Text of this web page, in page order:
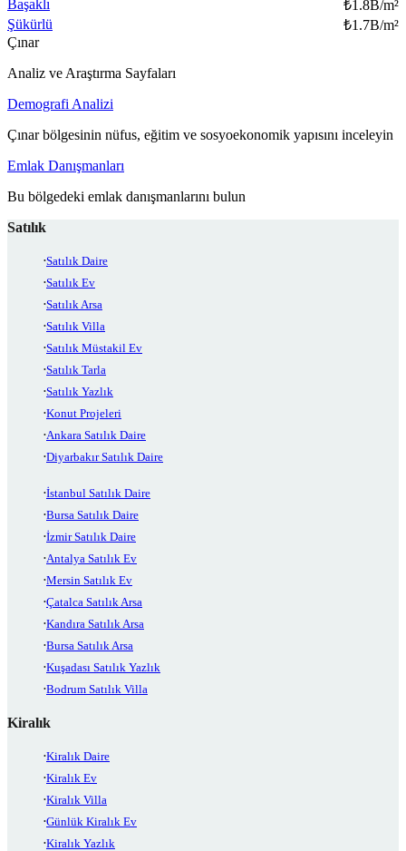
Başaklı
₺1.8B/m²
Şükürlü
₺1.7B/m²
Çınar
Analiz ve Araştırma Sayfaları
Demografi Analizi
Çınar bölgesinin nüfus, eğitim ve sosyoekonomik yapısını inceleyin
Emlak Danışmanları
Bu bölgedeki emlak danışmanlarını bulun
Satılık
Satılık Daire
Satılık Ev
Satılık Arsa
Satılık Villa
Satılık Müstakil Ev
Satılık Tarla
Satılık Yazlık
Konut Projeleri
Ankara Satılık Daire
Diyarbakır Satılık Daire
İstanbul Satılık Daire
Bursa Satılık Daire
İzmir Satılık Daire
Antalya Satılık Ev
Mersin Satılık Ev
Çatalca Satılık Arsa
Kandıra Satılık Arsa
Bursa Satılık Arsa
Kuşadası Satılık Yazlık
Bodrum Satılık Villa
Kiralık
Kiralık Daire
Kiralık Ev
Kiralık Villa
Günlük Kiralık Ev
Kiralık Yazlık